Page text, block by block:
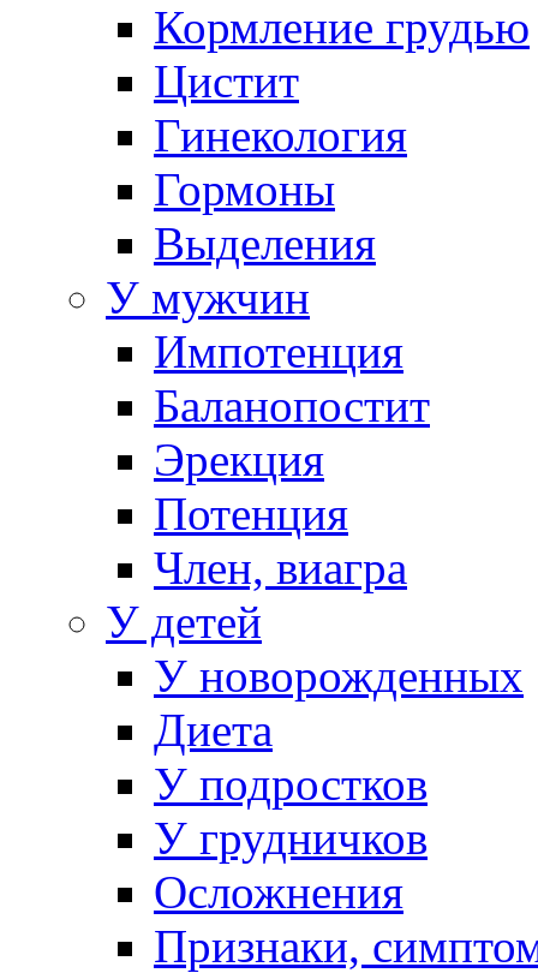
Кормление грудью
Цистит
Гинекология
Гормоны
Выделения
У мужчин
Импотенция
Баланопостит
Эрекция
Потенция
Член, виагра
У детей
У новорожденных
Диета
У подростков
У грудничков
Осложнения
Признаки,